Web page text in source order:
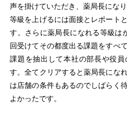
声を掛けていただき、薬局長になり
等級を上げるには面接とレポート
す。さらに薬局長になれる等級は
回受けてその都度出る課題をすべ
課題を抽出して本社の部長や役
す。全てクリアすると薬局長にな
は店舗の条件もあるのでしばらく
よかったです。